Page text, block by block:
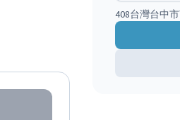
408台灣台中